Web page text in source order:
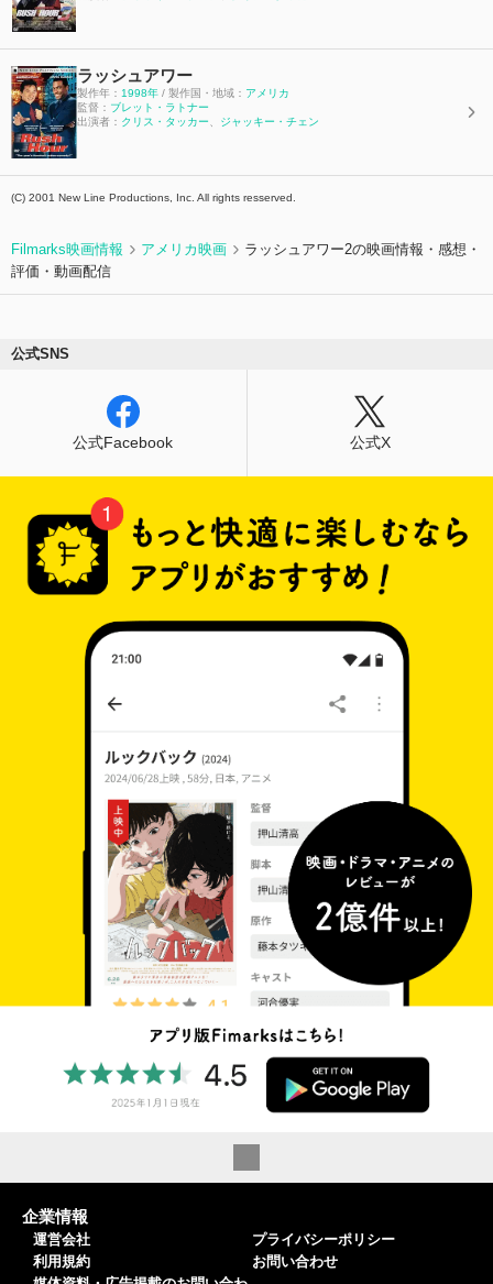
ラッシュアワー
製作年： 1998年 / 製作国・地域： アメリカ
監督： ブレット・ラトナー
出演者： クリス・タッカー ジャッキー・チェン
(C) 2001 New Line Productions, Inc. All rights resserved.
Filmarks映画情報 アメリカ映画
ラッシュアワー2の映画情報・感想・
評価・動画配信
公式SNS
公式Facebook 公式X
企業情報
運営会社
利用規約
プライバシーポリシー
お問い合わせ